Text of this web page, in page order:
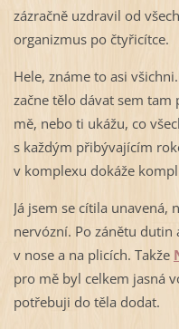
zázračně uzdravil od
organizmus po čtyřicítce.
Hele, známe to asi
začne tělo dávat sem tam
mě, nebo ti ukážu, co
s každým přibývajícím
v komplexu dokáže
Já jsem se cítila unavená,
nervózní. Po zánětu
v nose a na plicích. Takže
pro mě byl celkem jasná
potřebuji do těla dodat.